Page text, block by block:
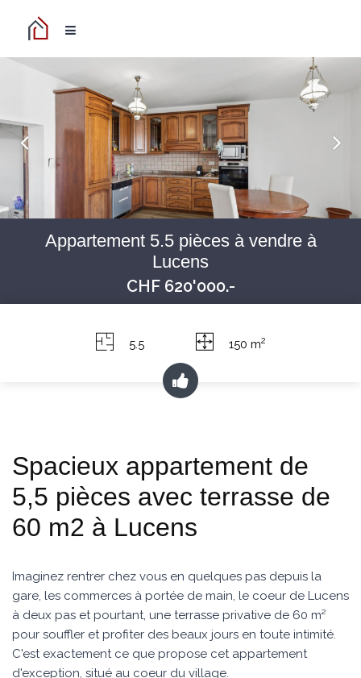
Appartement 5.5 pièces à vendre à
Lucens
CHF 620'000.-
5.5 150 m2
Spacieux appartement de
5,5 pièces avec terrasse de
60 m2 à Lucens
Imaginez rentrer chez vous en quelques pas depuis la
gare, les commerces à portée de main, le coeur de Lucens
à deux pas et pourtant, une terrasse privative de 60 m²
pour souffler et profiter des beaux jours en toute intimité.
C'est exactement ce que propose cet appartement
d'exception, situé au coeur du village.